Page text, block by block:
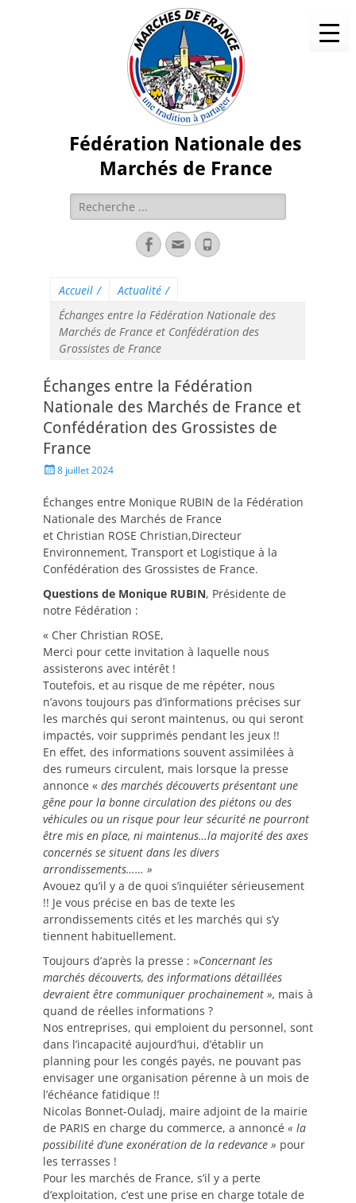
Fédération Nationale des
Marchés de France
Accueil / Actualité /
Échanges entre la Fédération Nationale des
Marchés de France et Confédération des
Grossistes de France
Échanges entre la Fédération
Nationale des Marchés de France et
Confédération des Grossistes de
France
8 juillet 2024
Échanges entre Monique RUBIN de la Fédération
Nationale des Marchés de France
et Christian ROSE Christian,Directeur
Environnement, Transport et Logistique à la
Confédération des Grossistes de France.
Questions de Monique RUBIN, Présidente de
notre Fédération :
« Cher Christian ROSE,
Merci pour cette invitation à laquelle nous
assisterons avec intérêt !
Toutefois, et au risque de me répéter, nous
n’avons toujours pas d’informations précises sur
les marchés qui seront maintenus, ou qui seront
impactés, voir supprimés pendant les jeux !!
En effet, des informations souvent assimilées à
des rumeurs circulent, mais lorsque la presse
annonce « des marchés découverts présentant une
gêne pour la bonne circulation des piétons ou des
véhicules ou un risque pour leur sécurité ne pourront
être mis en place, ni maintenus…la majorité des axes
concernés se situent dans les divers
arrondissements…… »
Avouez qu’il y a de quoi s’inquiéter sérieusement
!! Je vous précise en bas de texte les
arrondissements cités et les marchés qui s’y
tiennent habituellement.
Toujours d’après la presse : »Concernant les
marchés découverts, des informations détaillées
devraient être communiquer prochainement », mais à
quand de réelles informations ?
Nos entreprises, qui emploient du personnel, sont
dans l’incapacité aujourd’hui, d’établir un
planning pour les congés payés, ne pouvant pas
envisager une organisation pérenne à un mois de
l’échéance fatidique !!
Nicolas Bonnet-Ouladj, maire adjoint de la mairie
de PARIS en charge du commerce, a annoncé « la
possibilité d’une exonération de la redevance » pour
les terrasses !
Pour les marchés de France, s’il y a perte
d’exploitation, c’est une prise en charge totale de